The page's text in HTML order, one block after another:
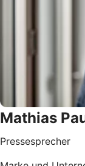
Mathias
Pressesprecher